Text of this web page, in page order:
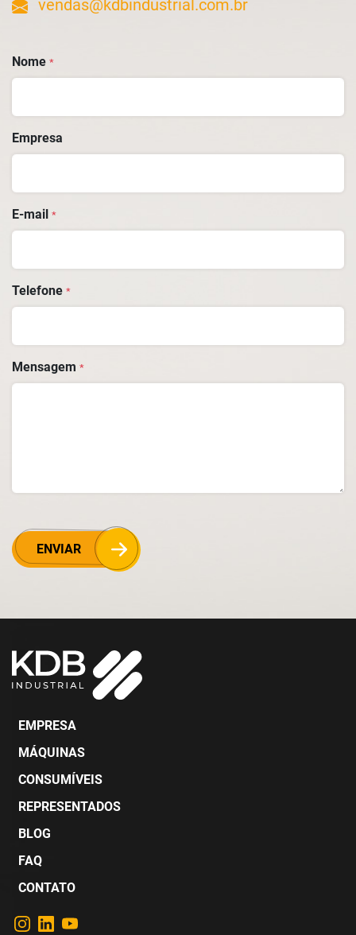
vendas@kdbindustrial.com.br
Nome *
Empresa
E-mail *
Telefone *
Mensagem *
ENVIAR
EMPRESA
MÁQUINAS
CONSUMÍVEIS
REPRESENTADOS
BLOG
FAQ
CONTATO